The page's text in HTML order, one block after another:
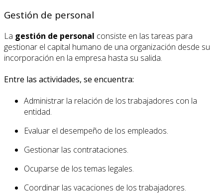
Gestión de personal
La gestión de personal consiste en las tareas para
gestionar el capital humano de una organización desde su
incorporación en la empresa hasta su salida.
Entre las actividades, se encuentra:
Administrar la relación de los trabajadores con la
entidad.
Evaluar el desempeño de los empleados.
Gestionar las contrataciones.
Ocuparse de los temas legales.
Coordinar las vacaciones de los trabajadores.